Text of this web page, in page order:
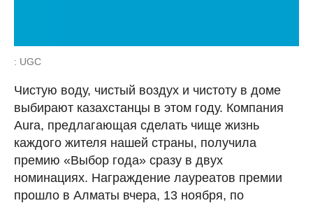
: UGC
Чистую воду, чистый воздух и чистоту в доме
выбирают казахстанцы в этом году. Компания
Aura, предлагающая сделать чище жизнь
каждого жителя нашей страны, получила
премию «Выбор года» сразу в двух
номинациях. Награждение лауреатов премии
прошло в Алматы вчера, 13 ноября, по